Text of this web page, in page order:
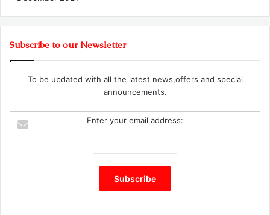
Subscribe to our Newsletter
To be updated with all the latest news,offers and special
announcements.
Enter your email address: